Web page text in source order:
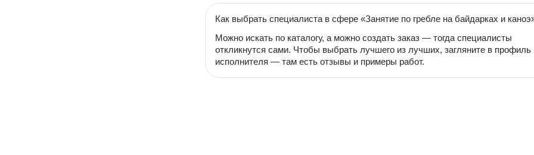
Как выбрать специалиста в сфере «Занятие по гребле на байдарках и
Можно искать по каталогу, а можно создать заказ — тогда специалисты
откликнутся сами. Чтобы выбрать лучшего из лучших, загляните в профиль
исполнителя — там есть отзывы и примеры работ.